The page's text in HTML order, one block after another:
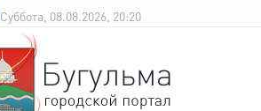
Суббота, 08.08.2026, 20:20